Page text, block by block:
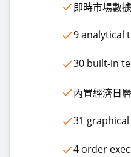
即時市場數據
9 analytical
30 built-in
內置經濟日曆
31
4 order